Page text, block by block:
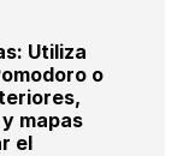
Utiliza
o
mapas
el